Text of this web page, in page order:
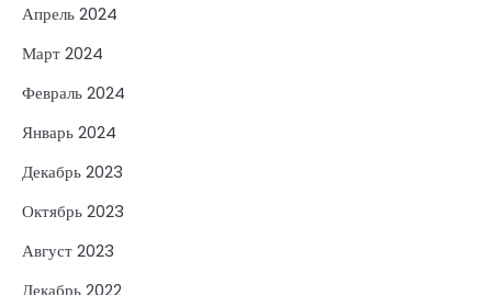
Апрель 2024
Март 2024
Февраль 2024
Январь 2024
Декабрь 2023
Октябрь 2023
Август 2023
Декабрь 2022